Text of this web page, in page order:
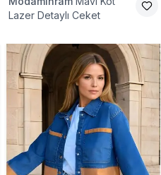
Lazer Detaylı Ceket